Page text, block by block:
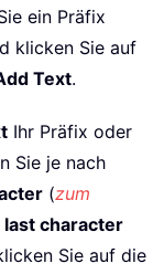
ein Präfix
klicken Sie auf
Text.
Ihr Präfix oder
Sie je nach
(zum
character
Sie auf die